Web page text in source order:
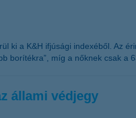
a K&H ifjúsági indexéből. Az
borítékra”, míg a nőknek csak a
állami védjegy